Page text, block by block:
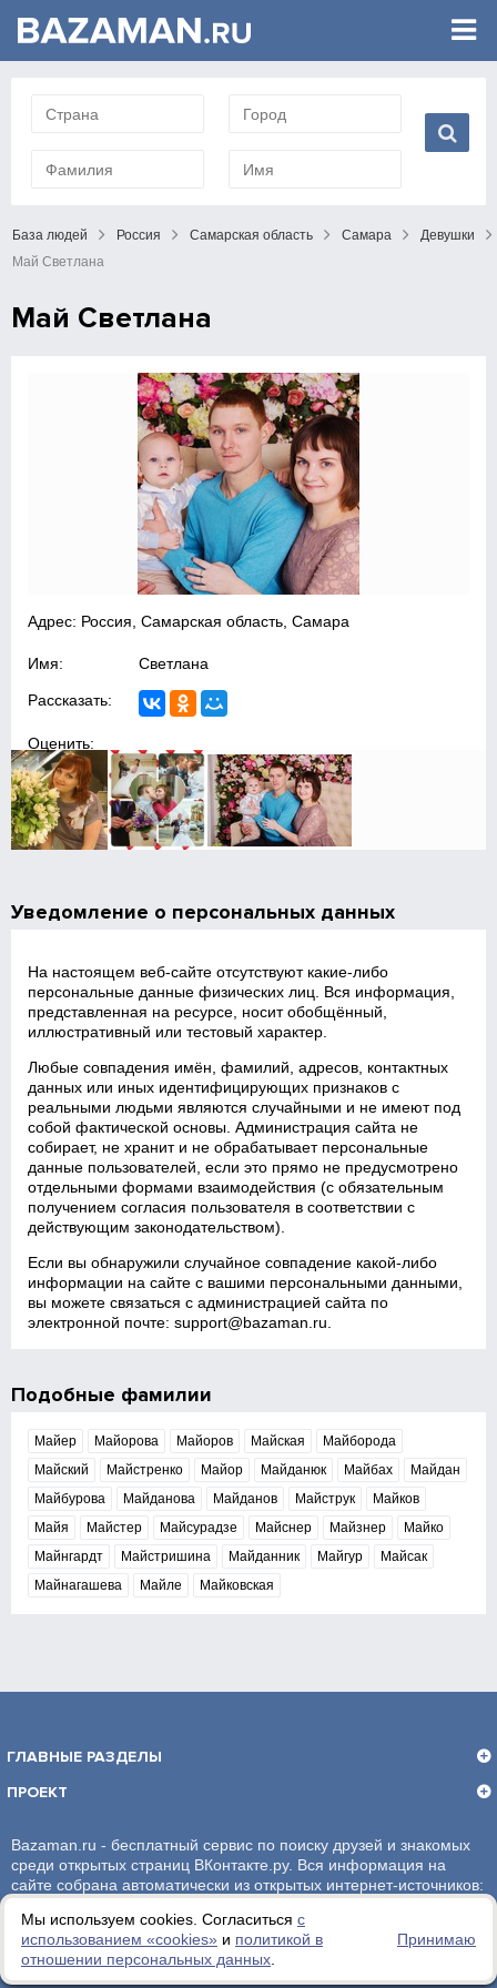
Мы используем cookies. Согласиться с
использованием «сookies» и политикой в
отношении персональных данных
Принимаю
База людей Россия Самарская область Самара
Девушки
Май Светлана
Май Светлана
Адрес: Россия, Самарская область, Самара
Имя: Светлана
Рассказать:
Оценить:
Уведомление о персональных данных
На настоящем веб‑сайте отсутствуют какие‑либо
персональные данные физических лиц. Вся информация,
представленная на ресурсе, носит обобщённый,
иллюстративный или тестовый характер.
Любые совпадения имён, фамилий, адресов, контактных
данных или иных идентифицирующих признаков с
реальными людьми являются случайными и не имеют под
собой фактической основы. Администрация сайта не
собирает, не хранит и не обрабатывает персональные
данные пользователей, если это прямо не предусмотрено
отдельными формами взаимодействия (с обязательным
получением согласия пользователя в соответствии с
действующим законодательством).
Если вы обнаружили случайное совпадение какой‑либо
информации на сайте с вашими персональными данными,
вы можете связаться с администрацией сайта по
электронной почте:support@bazaman.ru
Подобные фамилии
Майер Майорова Майоров Майская
Майборода
Майский
Майстренко Майор Майданюк Майбах
Майдан
Майбурова
Майданова Майданов Майструк
Майков
Майя
Майстер Майсурадзе Майснер Майзнер
Майко
Майнгардт
Майстришина Майданник Майгур
Майсак
Майнагашева
Майле Майковская
ГЛАВНЫЕ РАЗДЕЛЫ
ПРОЕКТ
Bazaman.ru - бесплатный сервис по поиску друзей и знакомых
среди открытых страниц ВКонтакте.ру. Вся информация на
сайте собрана автоматически из открытых интернет-источников:
администрация сайта ответственности не несет.
Политика обработки персональных данных